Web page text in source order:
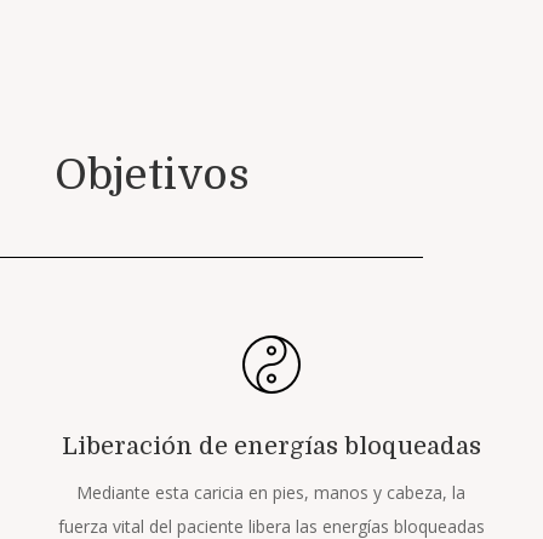
Objetivos
Liberación de energías bloqueadas
Mediante esta caricia en pies, manos y cabeza, la
fuerza vital del paciente libera las energías bloqueadas